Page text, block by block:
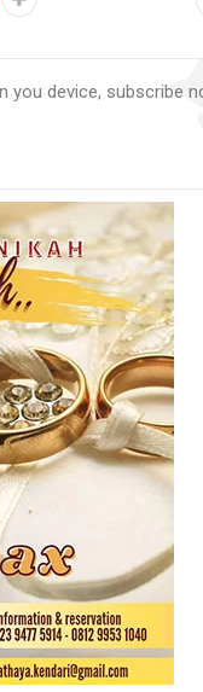
you device, subscribe